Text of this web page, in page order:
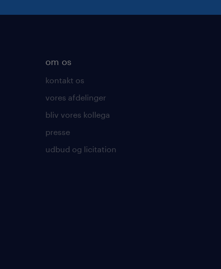
om os
kontakt os
vores afdelinger
bliv vores kollega
presse
udbud og licitation